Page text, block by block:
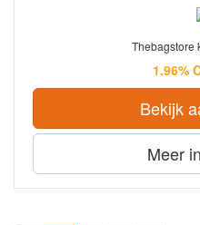
Thebagstore
1.96%
Bekijk
Meer